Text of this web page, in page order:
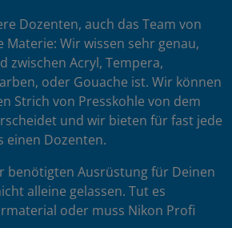
Dozenten, auch das Team von
Wir wissen sehr genau,
zwischen Acryl, Tempera,
oder Gouache ist. Wir können
Strich von Presskohle von dem
und wir bieten für fast jede
einen Dozenten.
benötigten Ausrüstung für Deinen
alleine gelassen. Tut es
oder muss Nikon Profi